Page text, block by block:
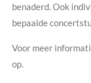
benaderd. Ook
bepaalde
Voor meer
op.